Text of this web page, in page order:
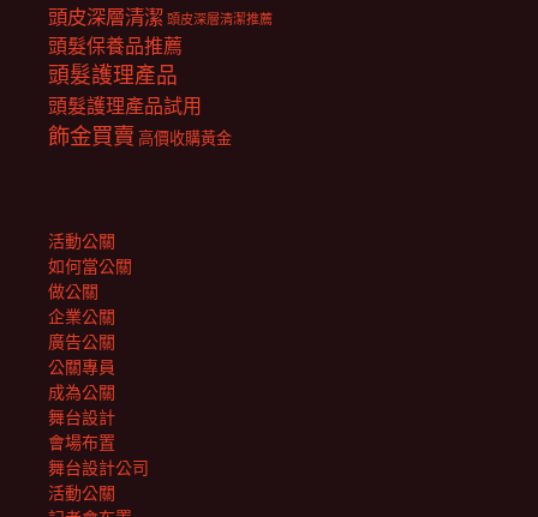
頭皮深層清潔 頭皮深層清潔推薦
頭髮保養品推薦
頭髮護理產品
頭髮護理產品試用
飾金買賣 高價收購黃金
活動公關
如何當公關
做公關
企業公關
廣告公關
公關專員
成為公關
舞台設計
會場布置
舞台設計公司
活動公關